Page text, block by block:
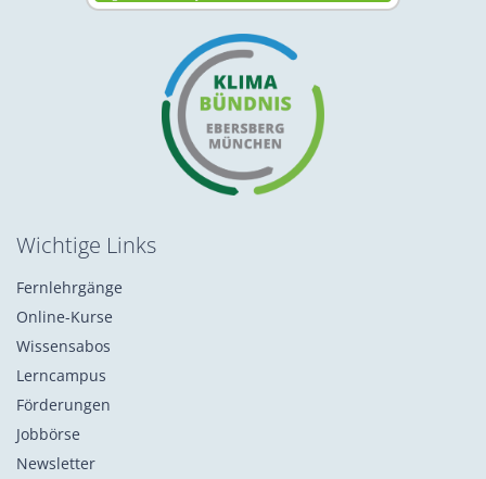
Wichtige Links
Fernlehrgänge
Online-Kurse
Wissensabos
Lerncampus
Förderungen
Jobbörse
Newsletter